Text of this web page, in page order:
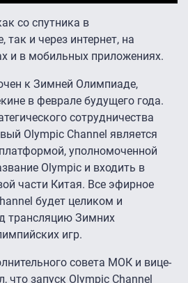
со спутника в
и через интернет, на
и в мобильных приложениях.
к Зимней Олимпиаде,
в феврале будущего года.
сотрудничества
Olympic Channel является
уполномоченной
Olympic и входить в
части Китая. Все эфирное
будет целиком и
трансляцию Зимних
игр.
совета МОК и вице-
что запуск Olympic Channel